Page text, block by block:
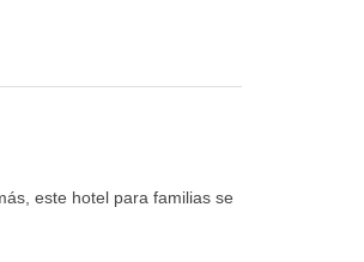
este hotel para familias se